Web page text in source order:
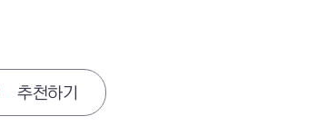
추천하기